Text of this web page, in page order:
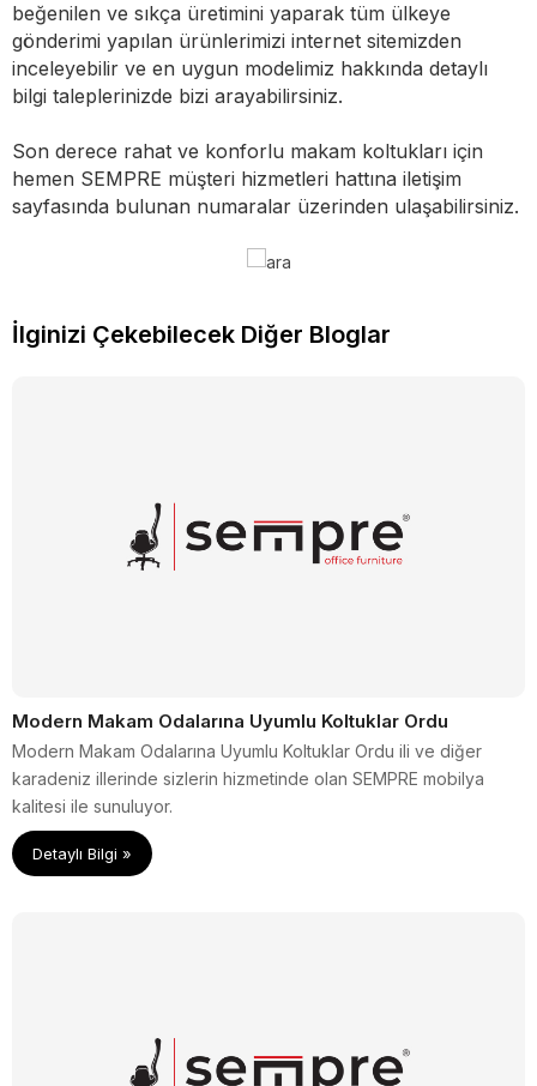
beğenilen ve sıkça üretimini yaparak tüm ülkeye
gönderimi yapılan ürünlerimizi internet sitemizden
inceleyebilir ve en uygun modelimiz hakkında detaylı
bilgi taleplerinizde bizi arayabilirsiniz.
Son derece rahat ve konforlu makam koltukları için
hemen SEMPRE müşteri hizmetleri hattına iletişim
sayfasında bulunan numaralar üzerinden ulaşabilirsiniz.
İlginizi Çekebilecek Diğer Bloglar
Modern Makam Odalarına Uyumlu Koltuklar Ordu
Modern Makam Odalarına Uyumlu Koltuklar Ordu ili ve diğer
karadeniz illerinde sizlerin hizmetinde olan SEMPRE mobilya
kalitesi ile sunuluyor.
Detaylı Bilgi »